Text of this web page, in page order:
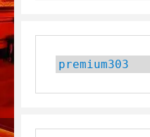
premium303